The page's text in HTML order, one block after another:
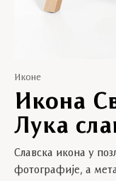
Иконе
Икона
Лука
Славска икона у
фотографије, а